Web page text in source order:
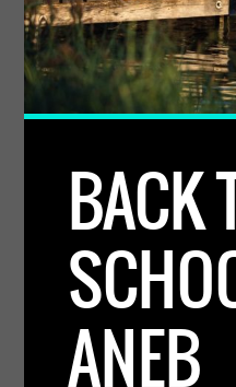
BACK
ANEB